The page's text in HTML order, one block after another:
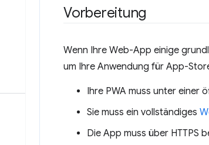
Vorbereitung
Wenn Ihre Web-App einige
um Ihre Anwendung für App-
Ihre PWA muss unter einer
Sie muss ein vollständiges
Die App muss über HTTPS